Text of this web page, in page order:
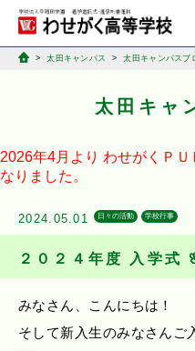
太田キャンパス 太田キャンパスブ
太田キャ
2026年4月より わせがくＰＵ
なりました。
2024.05.01 日々の活動 学校行事
２０２４年度 入学式
みなさん、こんにちは！
そして新入生のみなさんご